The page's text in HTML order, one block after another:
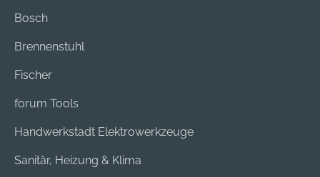
Bosch
Brennenstuhl
Fischer
forum Tools
Handwerkstadt Elektrowerkzeuge
Sanitär, Heizung & Klima